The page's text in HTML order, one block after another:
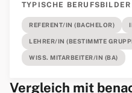
TYPISCHE BERUFSBILDER
REFERENT/IN (BACHELOR)
LEHRER/IN (BESTIMMTE
WISS. MITARBEITER/IN (BA)
Vergleich mit